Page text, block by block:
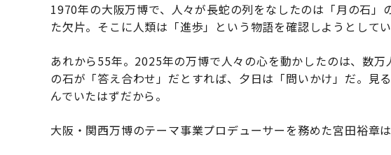
1970年の大阪万博で、人々が長蛇の列をなしたのは「月の石
た欠片。そこに人類は「進歩」という物語を確認しようとしてい
あれから55年。2025年の万博で人々の心を動かしたのは、数
の石が「答え合わせ」だとすれば、夕日は「問いかけ」だ。見
んでいたはずだから。
大阪・関西万博のテーマ事業プロデューサーを務めた宮田裕章